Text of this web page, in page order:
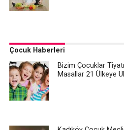
Çocuk Haberleri
Bizim Çocuklar
Masallar 21 Ülkeye